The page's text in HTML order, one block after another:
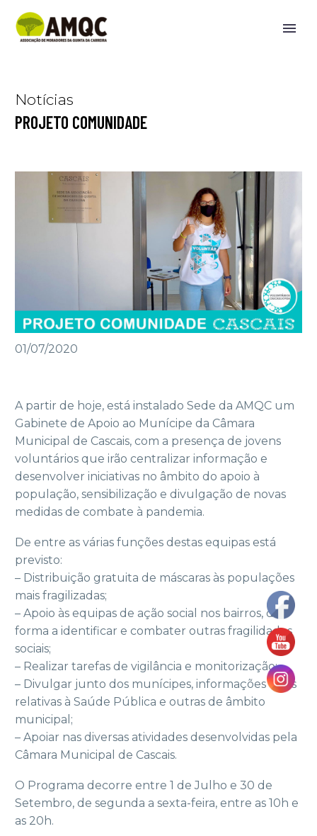
Notícias
PROJETO COMUNIDADE
01/07/2020
A partir de hoje, está instalado Sede da AMQC um
Gabinete de Apoio ao Munícipe da Câmara
Municipal de Cascais, com a presença de jovens
voluntários que irão centralizar informação e
desenvolver iniciativas no âmbito do apoio à
população, sensibilização e divulgação de novas
medidas de combate à pandemia.
De entre as várias funções destas equipas está
previsto:
– Distribuição gratuita de máscaras às populações
mais fragilizadas;
– Apoio às equipas de ação social nos bairros, de
forma a identificar e combater outras fragilidades
sociais;
– Realizar tarefas de vigilância e monitorização;
– Divulgar junto dos munícipes, informações úteis
relativas à Saúde Pública e outras de âmbito
municipal;
– Apoiar nas diversas atividades desenvolvidas pela
Câmara Municipal de Cascais.
O Programa decorre entre 1 de Julho e 30 de
Setembro, de segunda a sexta-feira, entre as 10h e
as 20h.